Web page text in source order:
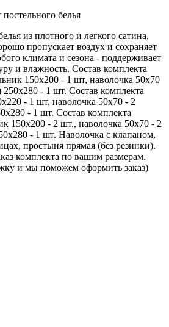
белья
из плотного и легкого сатина,
пропускает воздух и сохраняет
климата и сезона - поддерживает
и влажность. Состав комплекта
150х200 - 1 шт, наволочка 50х70
- 1 шт. Состав комплекта
- 1 шт, наволочка 50х70 - 2
- 1 шт. Состав комплекта
150х200 - 2 шт., наволочка 50х70 - 2
- 1 шт. Наволочка с клапаном,
простыня прямая (без резинки).
комплекта по вашим размерам.
и мы поможем оформить заказ)